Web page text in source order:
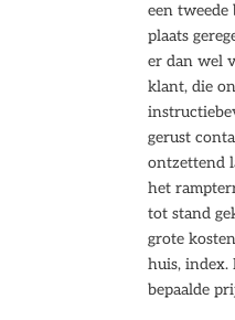
een
plaats
er dan wel
klant, die
gerust
ontzettend
het
tot stand
grote
huis, index.
bepaalde